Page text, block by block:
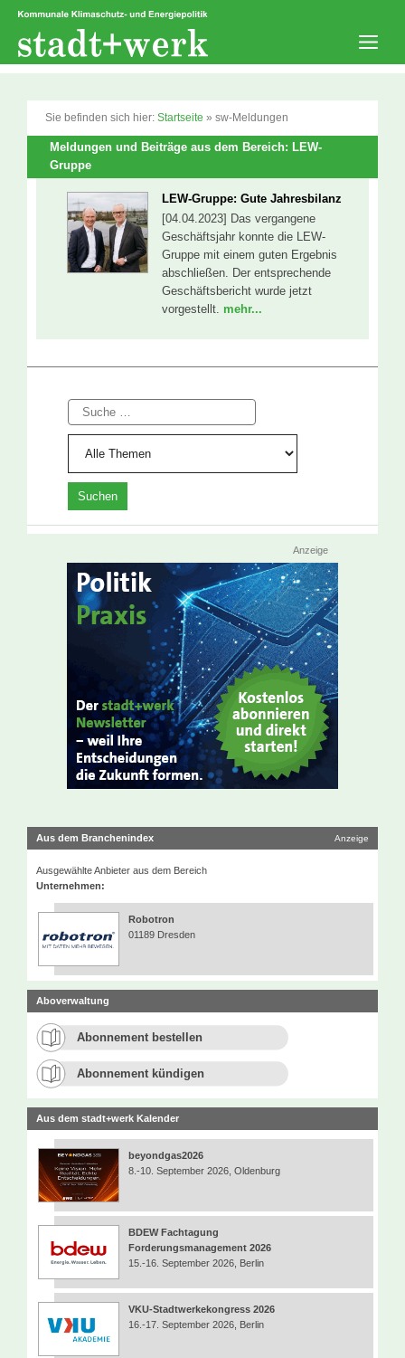
Zum
springen
Sie befinden sich hier: Startseite » sw-Meldungen
Meldungen und Beiträge aus dem Bereich: LEW-
Gruppe
LEW-Gruppe: Gute Jahresbilanz
[04.04.2023] Das vergangene
Geschäftsjahr konnte die LEW-
Gruppe mit einem guten Ergebnis
abschließen. Der entsprechende
Geschäftsbericht wurde jetzt
vorgestellt. mehr...
Suche
Anzeige
Aus dem Branchenindex Anzeige
Ausgewählte Anbieter aus dem Bereich
Unternehmen:
Robotron
01189 Dresden
Aboverwaltung
Abonnement bestellen
Abonnement kündigen
Aus dem stadt+werk Kalender
beyondgas2026
8.-10. September 2026, Oldenburg
BDEW Fachtagung
Forderungsmanagement 2026
15.-16. September 2026, Berlin
VKU-Stadtwerkekongress 2026
16.-17. September 2026, Berlin